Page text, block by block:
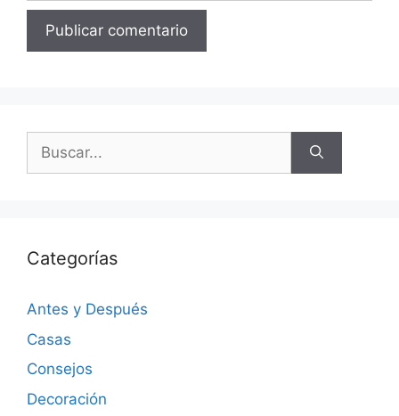
Categorías
Antes y Después
Casas
Consejos
Decoración